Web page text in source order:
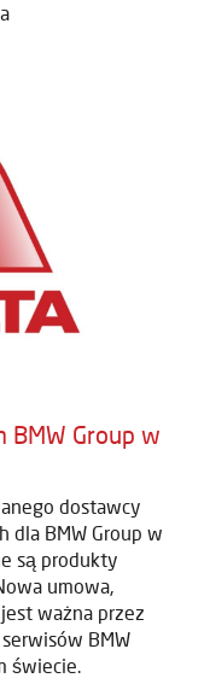
Group w
dostawcy
dla BMW Group w
są produkty
umowa,
ważna przez
BMW
świecie.